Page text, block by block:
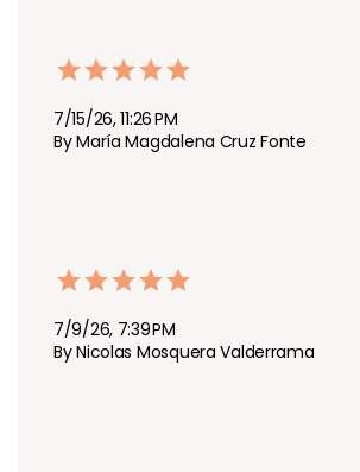
7/15/26, 11:26 PM
By María Magdalena Cruz Fonte
7/9/26, 7:39 PM
By Nicolas Mosquera Valderrama